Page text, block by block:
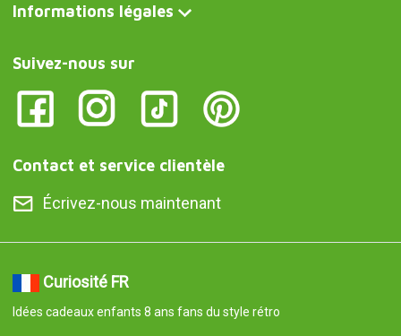
Informations légales
Suivez-nous sur
Contact et service clientèle
Écrivez-nous maintenant
Curiosité FR
Idées cadeaux enfants 8 ans fans du style rétro